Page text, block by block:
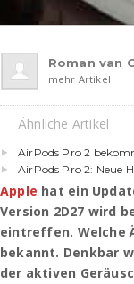
Roman van
mehr Artikel
Ähnliche Artikel
AirPods Pro 2
AirPods Pro 2: Neue
Apple hat ein
Version 2D27 wird
eintreffen. Welche
bekannt. Denkbar
der aktiven